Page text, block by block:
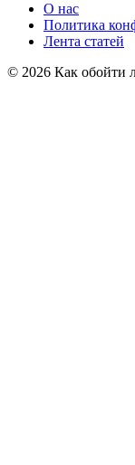
О нас
Политика
Лента статей
© 2026 Как обойти